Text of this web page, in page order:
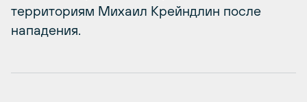
территориям Михаил Крейндлин после
нападения.